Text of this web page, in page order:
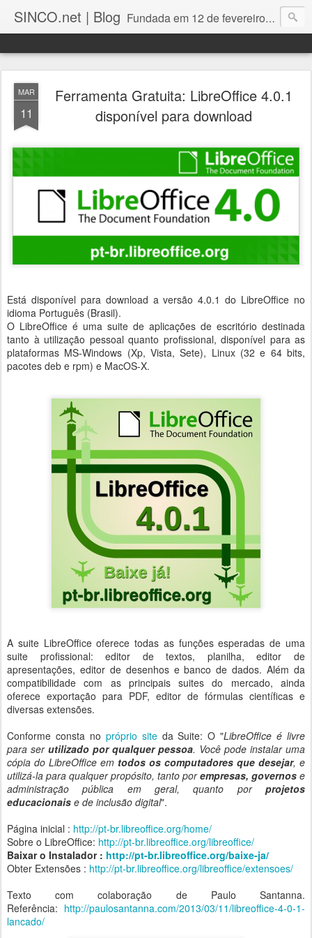
SINCO.net | Blog Fundada em 12 de fevereiro de 1982. Fabricante brasileira de servidores e workstations. Certificações: Intel Technology Provider Platinum, Seagate Storage Solution Provider, Kingston Premium Reseller, Nilko Design Partner.
MAR
11
Ferramenta Gratuita: LibreOffice 4.0.1
disponível para download
Está disponível para download a versão 4.0.1 do LibreOffice no
idioma Português (Brasil).
O LibreOffice é uma suite de aplicações de escritório destinada
tanto à utilização pessoal quanto profissional, disponível para as
plataformas MS-Windows (Xp, Vista, Sete), Linux (32 e 64 bits,
pacotes deb e rpm) e MacOS-X.
A suite LibreOffice oferece todas as funções esperadas de uma
suite profissional: editor de textos, planilha, editor de
apresentações, editor de desenhos e banco de dados. Além da
compatibilidade com as principais suites do mercado, ainda
oferece exportação para PDF, editor de fórmulas científicas e
diversas extensões.
Conforme consta no próprio siteda Suite: O "LibreOffice é livre
para ser utilizado por qualquer pessoa. Você pode instalar uma
cópia do LibreOffice em todos os computadores que desejar, e
utilizá-la para qualquer propósito, tanto porempresas, governos e
administração pública em geral, quanto por projetos
educacionais e de inclusão digital".
Página inicial : http://pt-br.libreoffice.org/home/
Sobre o LibreOffice: http://pt-br.libreoffice.org/libreoffice/
Baixar o Instalador : http://pt-br.libreoffice.org/baixe-ja/
Obter Extensões : http://pt-br.libreoffice.org/libreoffice/extensoes/
Texto com colaboração de Paulo Santanna.
Referência: http://paulosantanna.com/2013/03/11/libreoffice-4-0-1-
lancado/